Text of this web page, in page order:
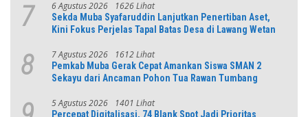
7 6 Agustus 2026 1626 Lihat
Sekda Muba Syafaruddin Lanjutkan Penertiban Aset,
Kini Fokus Perjelas Tapal Batas Desa di Lawang Wetan
8 7 Agustus 2026 1612 Lihat
Pemkab Muba Gerak Cepat Amankan Siswa SMAN 2
Sekayu dari Ancaman Pohon Tua Rawan Tumbang
5 Agustus 2026 1401 Lihat
Percepat Digitalisasi, 74 Blank Spot Jadi Prioritas